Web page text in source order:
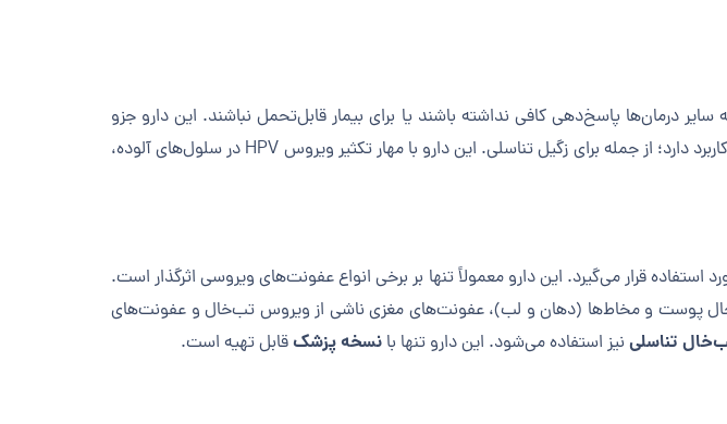
درمان‌ها پاسخ‌دهی کافی نداشته باشند یا برای بیمار قابل‌تحمل نباشند. این دارو جزو
محسوب می‌شود. علاوه بر درمان آکنه، ایزوترتینوئین در برخی شرایط دیگر نیز کاربرد دارد؛ از جمله برای زگیل تناسلی. این دارو با مهار تکثیر ویروس HPV در سلول‌های آلوده،
قرار می‌گیرد. این دارو معمولاً تنها بر برخی انواع عفونت‌های ویروسی اثرگذار است.
تب‌خال پوست و مخاط‌ها (دهان و لب)، عفونت‌های مغزی ناشی از ویروس تب‌خال و عفونت‌های
تناسلی نیز استفاده می‌شود. این دارو تنها با نسخه پزشکقابل تهیه است.